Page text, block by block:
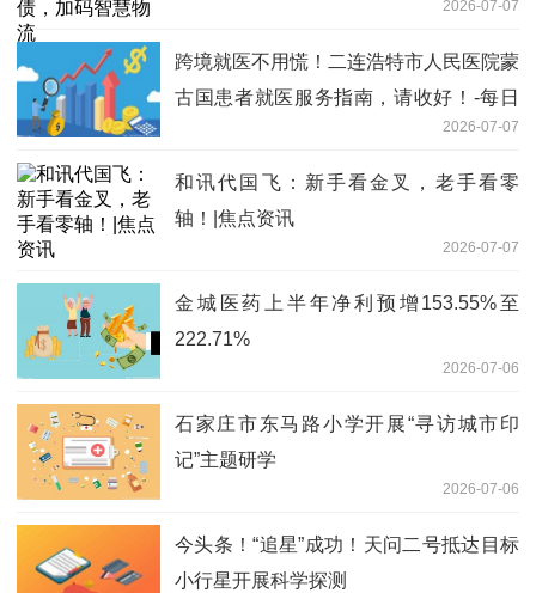
2026-07-07
跨境就医不用慌！二连浩特市人民医院蒙
古国患者就医服务指南，请收好！-每日
2026-07-07
和讯代国飞：新手看金叉，老手看零
轴！|焦点资讯
2026-07-07
金城医药上半年净利预增153.55%至
222.71%
2026-07-06
石家庄市东马路小学开展“寻访城市印
记”主题研学
2026-07-06
今头条！“追星”成功！天问二号抵达目标
小行星开展科学探测